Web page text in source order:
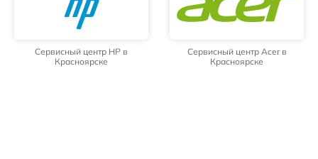
Сервисный центр HP в
Красноярске
Сервисный центр Acer в
Красноярске